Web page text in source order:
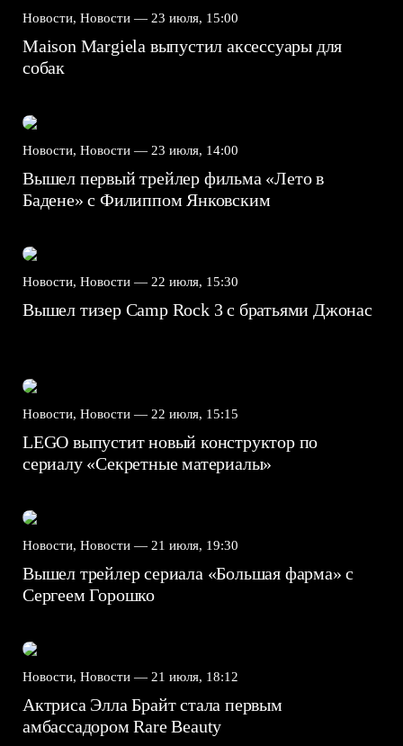
Новости, Новости — 23 июля, 15:00
Maison Margiela выпустил аксессуары для
собак
Новости, Новости — 23 июля, 14:00
Вышел первый трейлер фильма «Лето в
Бадене» с Филиппом Янковским
Новости, Новости — 22 июля, 15:30
Вышел тизер Camp Rock 3 с братьями Джонас
Новости, Новости — 22 июля, 15:15
LEGO выпустит новый конструктор по
сериалу «Секретные материалы»
Новости, Новости — 21 июля, 19:30
Вышел трейлер сериала «Большая фарма» с
Сергеем Горошко
Новости, Новости — 21 июля, 18:12
Актриса Элла Брайт стала первым
амбассадором Rare Beauty